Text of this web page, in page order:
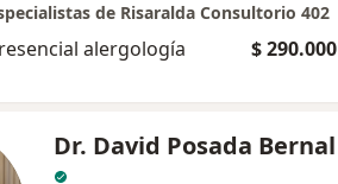
de Risaralda Consultorio 402
alergología $ 290.000
Dr. David Posada Bernal